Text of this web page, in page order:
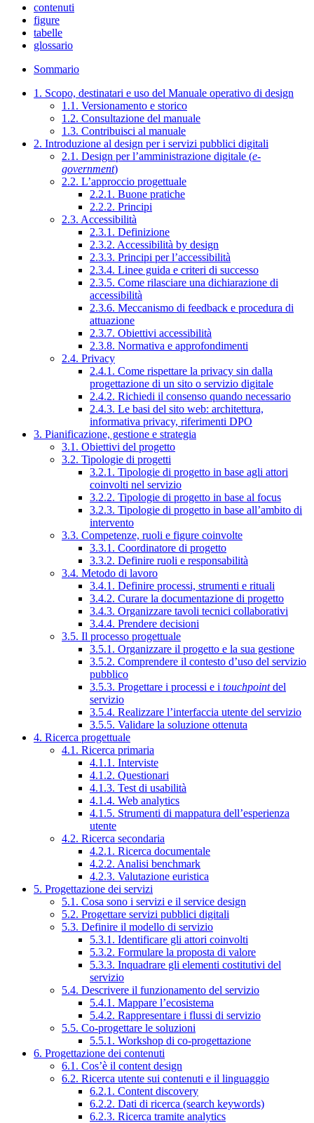
contenuti
figure
tabelle
glossario
Sommario
1. Scopo, destinatari e uso del Manuale operativo di design
1.1. Versionamento e storico
1.2. Consultazione del manuale
1.3. Contribuisci al manuale
2. Introduzione al design per i servizi pubblici digitali
2.1. Design per l’amministrazione digitale (e-
government)
2.2. L’approccio progettuale
2.2.1. Buone pratiche
2.2.2. Principi
2.3. Accessibilità
2.3.1. Definizione
2.3.2. Accessibilità by design
2.3.3. Principi per l’accessibilità
2.3.4. Linee guida e criteri di successo
2.3.5. Come rilasciare una dichiarazione di
accessibilità
2.3.6. Meccanismo di feedback e procedura di
attuazione
2.3.7. Obiettivi accessibilità
2.3.8. Normativa e approfondimenti
2.4. Privacy
2.4.1. Come rispettare la privacy sin dalla
progettazione di un sito o servizio digitale
2.4.2. Richiedi il consenso quando necessario
2.4.3. Le basi del sito web: architettura,
informativa privacy, riferimenti DPO
3. Pianificazione, gestione e strategia
3.1. Obiettivi del progetto
3.2. Tipologie di progetti
3.2.1. Tipologie di progetto in base agli attori
coinvolti nel servizio
3.2.2. Tipologie di progetto in base al focus
3.2.3. Tipologie di progetto in base all’ambito di
intervento
3.3. Competenze, ruoli e figure coinvolte
3.3.1. Coordinatore di progetto
3.3.2. Definire ruoli e responsabilità
3.4. Metodo di lavoro
3.4.1. Definire processi, strumenti e rituali
3.4.2. Curare la documentazione di progetto
3.4.3. Organizzare tavoli tecnici collaborativi
3.4.4. Prendere decisioni
3.5. Il processo progettuale
3.5.1. Organizzare il progetto e la sua gestione
3.5.2. Comprendere il contesto d’uso del servizio
pubblico
3.5.3. Progettare i processi e i touchpointdel
servizio
3.5.4. Realizzare l’interfaccia utente del servizio
3.5.5. Validare la soluzione ottenuta
4. Ricerca progettuale
4.1. Ricerca primaria
4.1.1. Interviste
4.1.2. Questionari
4.1.3. Test di usabilità
4.1.4. Web analytics
4.1.5. Strumenti di mappatura dell’esperienza
utente
4.2. Ricerca secondaria
4.2.1. Ricerca documentale
4.2.2. Analisi benchmark
4.2.3. Valutazione euristica
5. Progettazione dei servizi
5.1. Cosa sono i servizi e il service design
5.2. Progettare servizi pubblici digitali
5.3. Definire il modello di servizio
5.3.1. Identificare gli attori coinvolti
5.3.2. Formulare la proposta di valore
5.3.3. Inquadrare gli elementi costitutivi del
servizio
5.4. Descrivere il funzionamento del servizio
5.4.1. Mappare l’ecosistema
5.4.2. Rappresentare i flussi di servizio
5.5. Co-progettare le soluzioni
5.5.1. Workshop di co-progettazione
6. Progettazione dei contenuti
6.1. Cos’è il content design
6.2. Ricerca utente sui contenuti e il linguaggio
6.2.1. Content discovery
6.2.2. Dati di ricerca (search keywords)
6.2.3. Ricerca tramite analytics